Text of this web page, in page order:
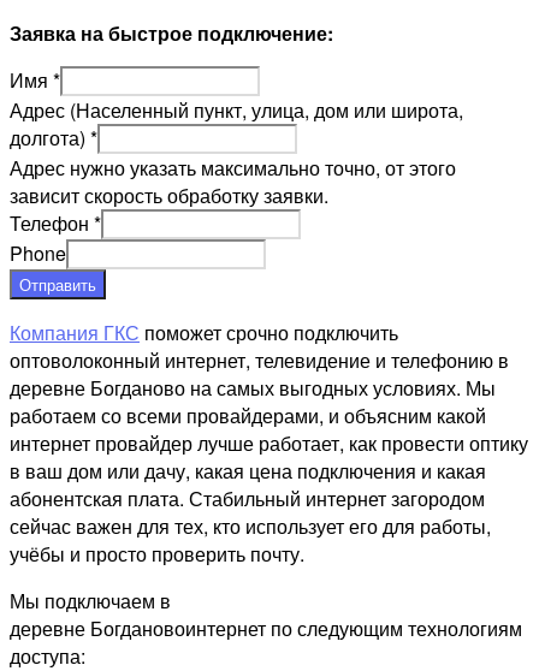
Заявка на быстрое подключение:
Имя *
Адрес (Населенный пункт, улица, дом или широта,
долгота) *
Адрес нужно указать максимально точно, от этого
зависит скорость обработку заявки.
Телефон *
Phone
Отправить
Компания ГКС поможет срочно подключить
оптоволоконный интернет, телевидение и телефонию в
деревне Богданово на самых выгодных условиях. Мы
работаем со всеми провайдерами, и объясним какой
интернет провайдер лучше работает, как провести оптику
в ваш дом или дачу, какая цена подключения и какая
абонентская плата. Стабильный интернет загородом
сейчас важен для тех, кто использует его для работы,
учёбы и просто проверить почту.
Мы подключаем в
деревне Богдановоинтернет по следующим технологиям
доступа: